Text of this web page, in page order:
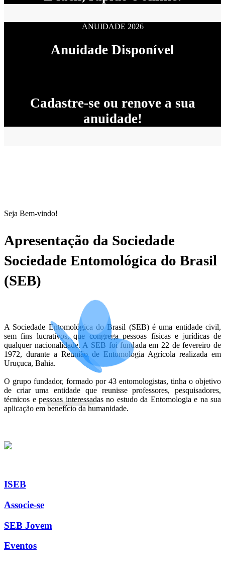
ANUIDADE 2026
Anuidade Disponível
Cadastre-se ou renove a sua
anuidade!
Seja Bem-vindo!
Apresentação da Sociedade
Sociedade Entomológica do Brasil
(SEB)
A Sociedade Entomológica do Brasil (SEB) é uma entidade civil,
sem fins lucrativos, que congrega pessoas físicas e jurídicas de
qualquer nacionalidade. A SEB foi fundada em 22 de fevereiro de
1972, durante a Reunião de Entomologia Agrícola realizada em
Uruçuca, Bahia.
O grupo fundador, formado por 43 entomologistas, tinha o objetivo
de criar uma entidade que reunisse professores, pesquisadores,
técnicos e pessoas interessadas no estudo da Entomologia e na sua
aplicação em benefício da humanidade.
ISEB
Associe-se
SEB Jovem
Eventos